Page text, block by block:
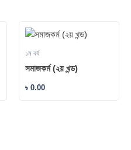
১ম বর্ষ
সমাজকর্ম (২য় খন্ড)
৳ 0.00